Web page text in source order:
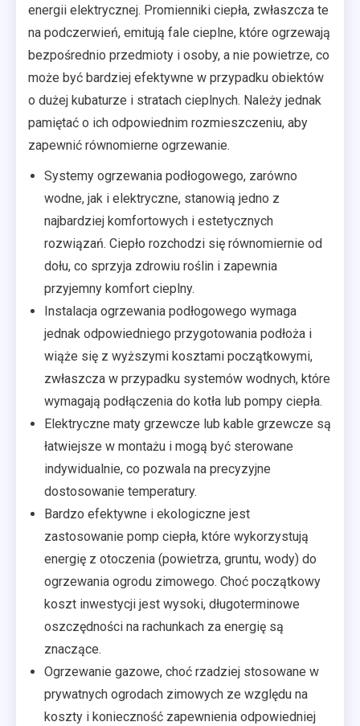
energii elektrycznej. Promienniki ciepła, zwłaszcza te
na podczerwień, emitują fale cieplne, które ogrzewają
bezpośrednio przedmioty i osoby, a nie powietrze, co
może być bardziej efektywne w przypadku obiektów
o dużej kubaturze i stratach cieplnych. Należy jednak
pamiętać o ich odpowiednim rozmieszczeniu, aby
zapewnić równomierne ogrzewanie.
Systemy ogrzewania podłogowego, zarówno
wodne, jak i elektryczne, stanowią jedno z
najbardziej komfortowych i estetycznych
rozwiązań. Ciepło rozchodzi się równomiernie od
dołu, co sprzyja zdrowiu roślin i zapewnia
przyjemny komfort cieplny.
Instalacja ogrzewania podłogowego wymaga
jednak odpowiedniego przygotowania podłoża i
wiąże się z wyższymi kosztami początkowymi,
zwłaszcza w przypadku systemów wodnych, które
wymagają podłączenia do kotła lub pompy ciepła.
Elektryczne maty grzewcze lub kable grzewcze są
łatwiejsze w montażu i mogą być sterowane
indywidualnie, co pozwala na precyzyjne
dostosowanie temperatury.
Bardzo efektywne i ekologiczne jest
zastosowanie pomp ciepła, które wykorzystują
energię z otoczenia (powietrza, gruntu, wody) do
ogrzewania ogrodu zimowego. Choć początkowy
koszt inwestycji jest wysoki, długoterminowe
oszczędności na rachunkach za energię są
znaczące.
Ogrzewanie gazowe, choć rzadziej stosowane w
prywatnych ogrodach zimowych ze względu na
koszty i konieczność zapewnienia odpowiedniej